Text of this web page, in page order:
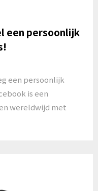
een persoonlijk
een persoonlijk
is een
wereldwijd met